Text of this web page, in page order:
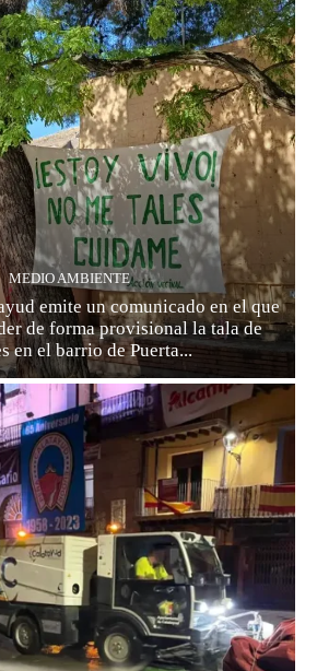
MEDIO AMBIENTE
emite un comunicado en el que
de forma provisional la tala de
en el barrio de Puerta...